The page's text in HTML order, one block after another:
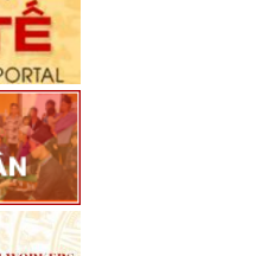
khai
khám
lần cho
định kỳ
dân
Nhật
tải